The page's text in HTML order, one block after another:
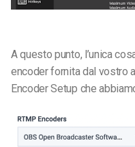
A questo punto, l’unica
encoder fornita dal vostro
Encoder Setup che